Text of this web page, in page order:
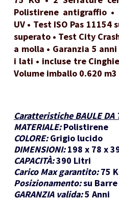
Polistirene antigraffio •
UV • Test ISO Pas
superato • Test City
a molla • Garanzia 5
i lati • incluse tre
Volume imballo 0.620 m3
Caratteristiche BAULE DA
MATERIALE: Polistirene
COLORE: Grigio lucido
DIMENSIONI: 198 x 78 x
CAPACITÀ:390 Litri
Carico Max garantito: 75
Posizionamento:su
GARANZIA valida:5 Anni